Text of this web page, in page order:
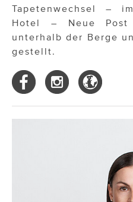
Tapetenwechsel –
Hotel – Neue Post
unterhalb der Berge
gestellt.